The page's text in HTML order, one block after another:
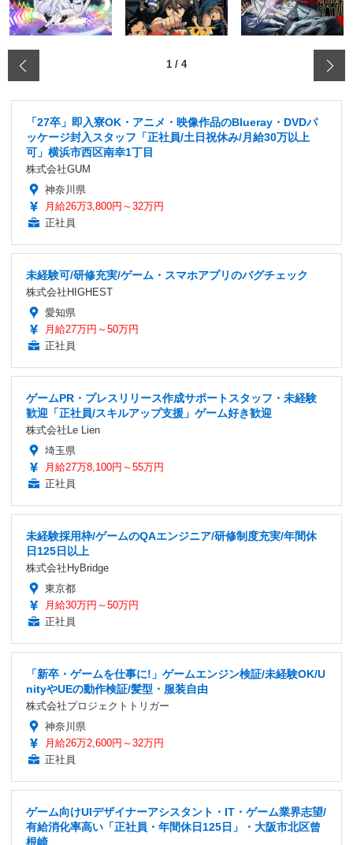
1 / 4
「27卒」即入寮OK・アニメ・映像作品のBlueray・DVDパ
ッケージ封入スタッフ「正社員/土日祝休み/月給30万以上
可」横浜市西区南幸1丁目
株式会社GUM
神奈川県
月給26万3,800円～32万円
正社員
未経験可/研修充実/ゲーム・スマホアプリのバグチェック
株式会社HIGHEST
愛知県
月給27万円～50万円
正社員
ゲームPR・プレスリリース作成サポートスタッフ・未経験
歓迎「正社員/スキルアップ支援」ゲーム好き歓迎
株式会社Le Lien
埼玉県
月給27万8,100円～55万円
正社員
未経験採用枠/ゲームのQAエンジニア/研修制度充実/年間休
日125日以上
株式会社HyBridge
東京都
月給30万円～50万円
正社員
「新卒・ゲームを仕事に!」ゲームエンジン検証/未経験OK/U
nityやUEの動作検証/髪型・服装自由
株式会社プロジェクトトリガー
神奈川県
月給26万2,600円～32万円
正社員
ゲーム向けUIデザイナーアシスタント・IT・ゲーム業界志望/
有給消化率高い「正社員・年間休日125日」・大阪市北区曾
根崎